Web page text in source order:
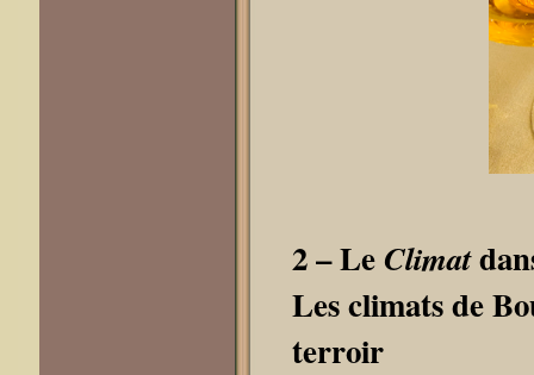
2–LeClimat
Les climats de
terroir